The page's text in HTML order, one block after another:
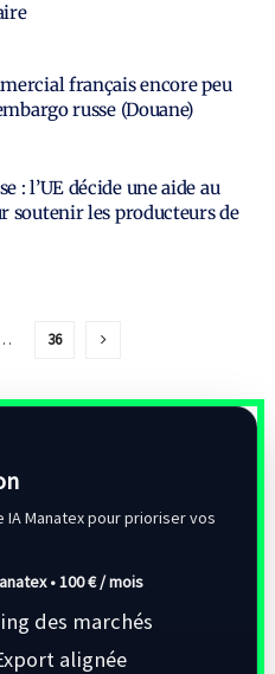
français encore peu
russe (Douane)
: l’UE décide une aide au
soutenir les producteurs de
36
Manatex pour prioriser vos
•100 € / mois
des marchés
alignée